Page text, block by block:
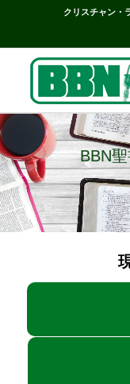
クリスチャン・
BBN
BBN